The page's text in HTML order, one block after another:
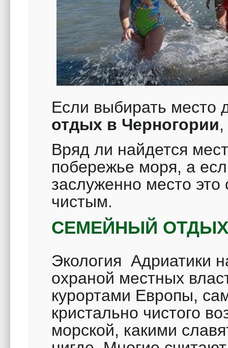
Если выбирать место
отдых в Черногории
Вряд ли найдется
побережье моря, а
заслуженно место это
чистым.
СЕМЕЙНЫЙ
Экология Адриатики
охраной местных
курортами Европы,
кристально чистого
морской, какими